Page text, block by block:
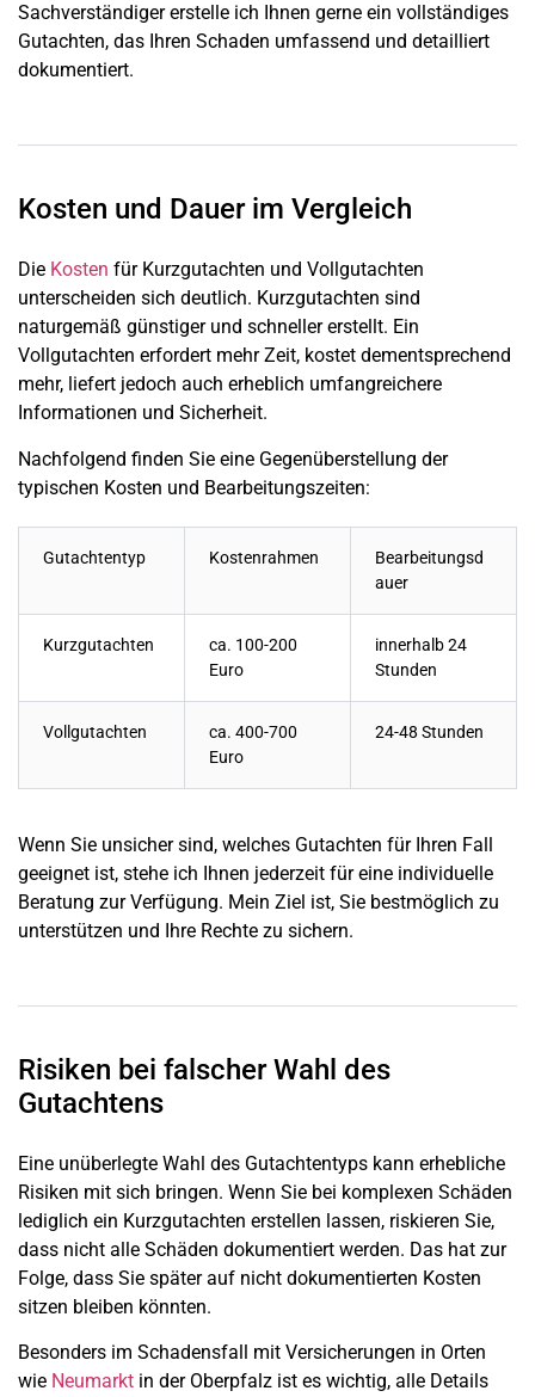
Sachverständiger erstelle ich Ihnen gerne ein vollständiges
Gutachten, das Ihren Schaden umfassend und detailliert
dokumentiert.
Kosten und Dauer im Vergleich
Die Kosten für Kurzgutachten und Vollgutachten
unterscheiden sich deutlich. Kurzgutachten sind
naturgemäß günstiger und schneller erstellt. Ein
Vollgutachten erfordert mehr Zeit, kostet dementsprechend
mehr, liefert jedoch auch erheblich umfangreichere
Informationen und Sicherheit.
Nachfolgend finden Sie eine Gegenüberstellung der
typischen Kosten und Bearbeitungszeiten:
Gutachtentyp Kostenrahmen
Bearbeitungsd
auer
Kurzgutachten
ca. 100-200
Euro
innerhalb 24
Stunden
Vollgutachten
ca. 400-700
Euro
24-48 Stunden
Wenn Sie unsicher sind, welches Gutachten für Ihren Fall
geeignet ist, stehe ich Ihnen jederzeit für eine individuelle
Beratung zur Verfügung. Mein Ziel ist, Sie bestmöglich zu
unterstützen und Ihre Rechte zu sichern.
Risiken bei falscher Wahl des
Gutachtens
Eine unüberlegte Wahl des Gutachtentyps kann erhebliche
Risiken mit sich bringen. Wenn Sie bei komplexen Schäden
lediglich ein Kurzgutachten erstellen lassen, riskieren Sie,
dass nicht alle Schäden dokumentiert werden. Das hat zur
Folge, dass Sie später auf nicht dokumentierten Kosten
sitzen bleiben könnten.
Besonders im Schadensfall mit Versicherungen in Orten
wie Neumarkt in der Oberpfalz ist es wichtig, alle Details